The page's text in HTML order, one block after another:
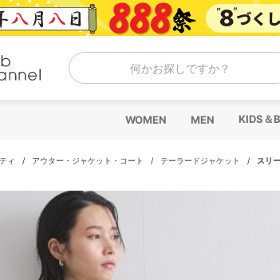
何かお探しですか？
WOMEN MEN KIDS＆
ィ / アウター・ジャケット・コート / テーラードジャケット / スリ